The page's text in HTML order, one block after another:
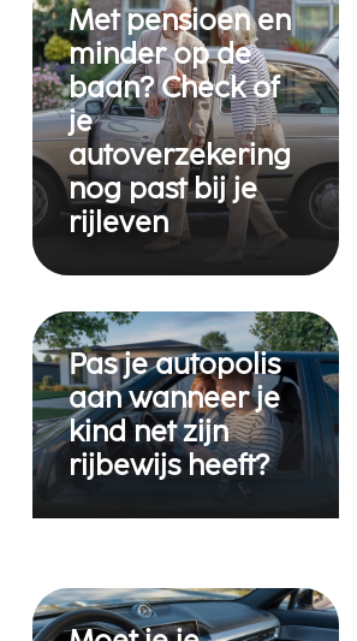
Met pensioen en
minder op de
baan? Check of
je
autoverzekering
nog past bij je
rijleven
Pas je autopolis
aan wanneer je
kind net zijn
rijbewijs heeft?